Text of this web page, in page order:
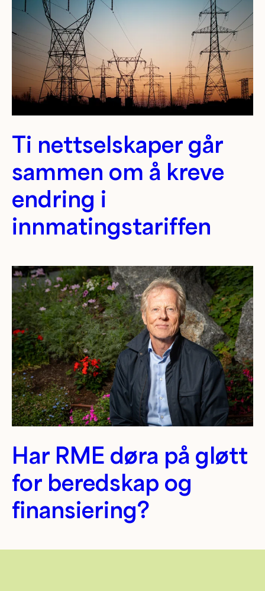
Ti nettselskaper går
sammen om å kreve
endring i
innmatingstariffen
Har RME døra på gløtt
for beredskap og
finansiering?